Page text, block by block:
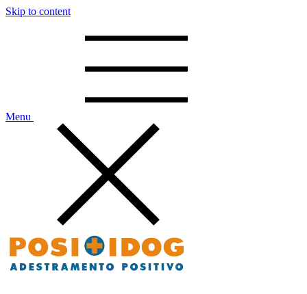
Skip to content
Menu